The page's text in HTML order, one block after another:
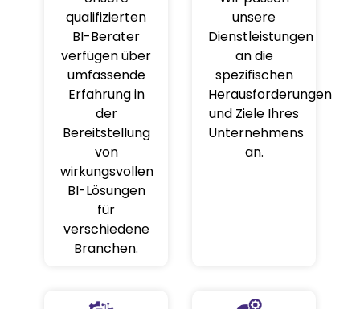
qualifizierten
BI-Berater
verfügen über
umfassende
Erfahrung in
der
Bereitstellung
von
wirkungsvollen
BI-Lösungen
für
verschiedene
Branchen.
unsere
Dienstleistungen
an die
spezifischen
Herausforderungen
und Ziele Ihres
Unternehmens
an.